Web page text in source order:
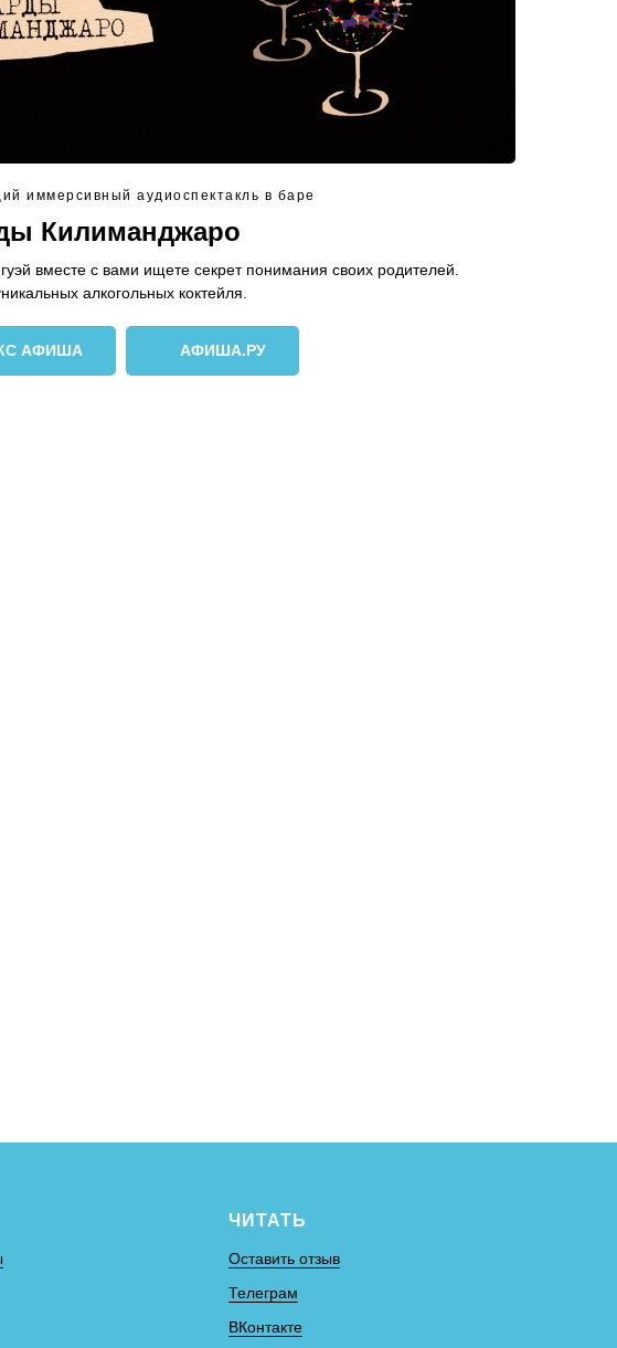
иммерсивный аудиоспектакль в баре
Килиманджаро
вместе с вами ищете секрет понимания своих родителей.
алкогольных коктейля.
АФИША АФИША.РУ
ЧИТАТЬ
Оставить отзыв
Телеграм
ВКонтакте